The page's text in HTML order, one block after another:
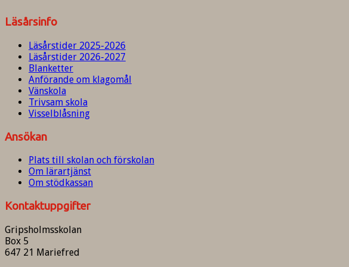
Läsårsinfo
Läsårstider 2025-2026
Läsårstider 2026-2027
Blanketter
Anförande om klagomål
Vänskola
Trivsam skola
Visselblåsning
Ansökan
Plats till skolan och förskolan
Om lärartjänst
Om stödkassan
Kontaktuppgifter
Gripsholmsskolan
Box 5
647 21 Mariefred